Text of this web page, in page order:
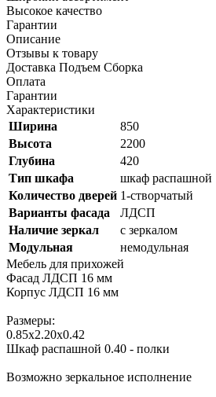
Высокое качество
Гарантии
Описание
Отзывы к товару
Доставка Подъем Сборка
Оплата
Гарантии
Характеристики
Ширина
850
Высота
2200
Глубина
420
Тип шкафа
шкаф распашной
Количество дверей 1-створчатый
Варианты фасада
ЛДСП
Наличие зеркал
с зеркалом
Модульная
немодульная
Мебель для прихожей
Фасад ЛДСП 16 мм
Корпус ЛДСП 16 мм
Размеры:
0.85х2.20х0.42
Шкаф распашной 0.40 - полки
Возможно зеркальное исполнение